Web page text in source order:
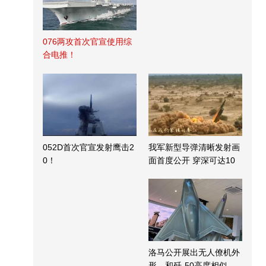
076两攻首次官宣使用综
合电推！
052D首次官宣发射鹰击2
0！
我军新型导弹清晰发射画
面首度公开 穿深可达10
洛马公开展出无人僚机外